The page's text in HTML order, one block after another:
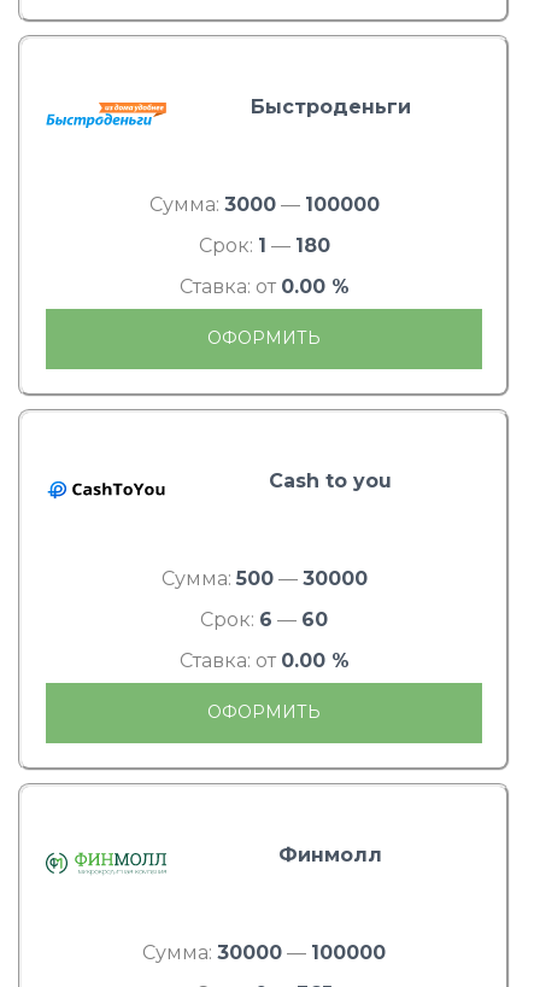
Быстроденьги
Сумма: 3000— 100000
Срок: 1 — 180
Ставка: от 0.00 %
ОФОРМИТЬ
Cash to you
Сумма: 500— 30000
Срок: 6 — 60
Ставка: от 0.00 %
ОФОРМИТЬ
Финмолл
Сумма: 30000 — 100000